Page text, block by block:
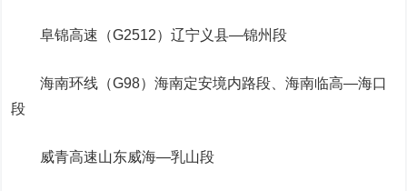
阜锦高速（G2512）辽宁义县—锦州段
海南环线（G98）海南定安境内路段、海南临高—海口
段
威青高速山东威海—乳山段